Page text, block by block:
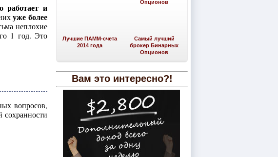
работает и
уже более
неплохие
1 год. Это
вопросов,
сохранности
Лучшие ПАММ-счета
2014 года
Самый лучший
брокер Бинарных
Опционов
Вам это интересно?!